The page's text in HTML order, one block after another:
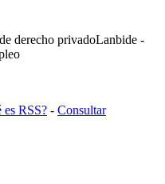
derecho privadoLanbide -
es RSS? - Consultar